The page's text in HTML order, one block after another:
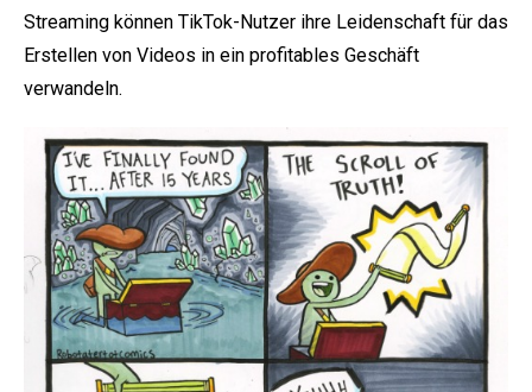
Streaming können TikTok-Nutzer ihre Leidenschaft für das
Erstellen von Videos in ein profitables Geschäft
verwandeln.